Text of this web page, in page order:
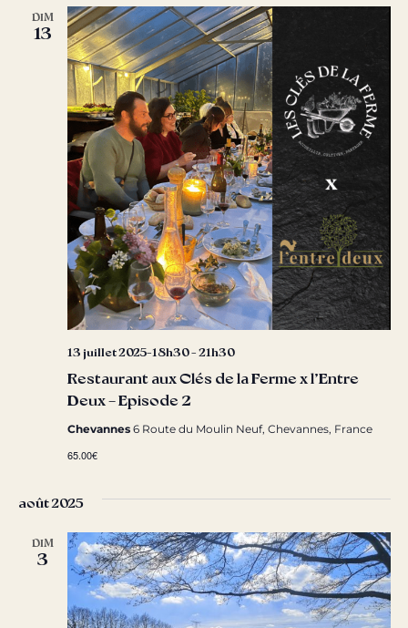
DIM
13
Restaurant aux Clés de la Ferme x l’Entre
Deux – Episode 2
13 juillet 2025-18h30- 21h30
Chevannes 6 Route du Moulin Neuf, Chevannes, France
65.00€
août 2025
DIM
3